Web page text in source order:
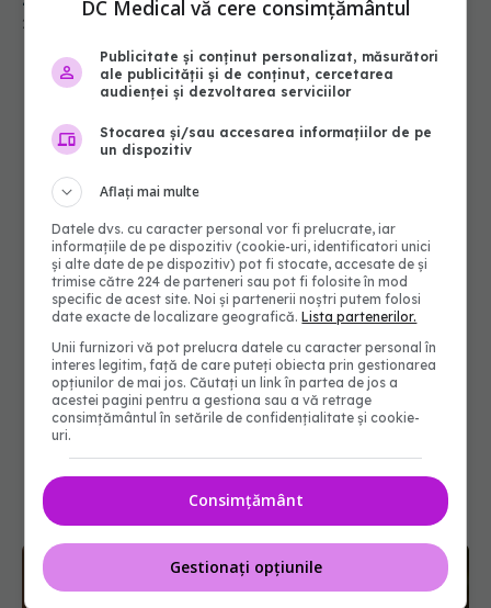
22 aug 2025, 23:05
DC Medical vă cere consimțământul
Publicitate și conținut personalizat, măsurători
ale publicității și de conținut, cercetarea
audienței și dezvoltarea serviciilor
Stocarea și/sau accesarea informațiilor de pe
un dispozitiv
Aflați mai multe
Datele dvs. cu caracter personal vor fi prelucrate, iar
informațiile de pe dispozitiv (cookie-uri, identificatori unici
și alte date de pe dispozitiv) pot fi stocate, accesate de și
trimise către 224 de parteneri sau pot fi folosite în mod
specific de acest site. Noi și partenerii noștri putem folosi
date exacte de localizare geografică.Lista partenerilor.
Unii furnizori vă pot prelucra datele cu caracter personal în
interes legitim, față de care puteți obiecta prin gestionarea
opțiunilor de mai jos. Căutați un link în partea de jos a
acestei pagini pentru a gestiona sau a vă retrage
consimțământul în setările de confidențialitate și cookie-
uri.
Consimțământ
Gestionați opțiunile